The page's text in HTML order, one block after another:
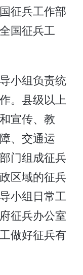
征兵工作部
国征兵工
小组负责统
。县级以上
宣传、教
、交通运
门组成征兵
区域的征兵
小组日常工
征兵办公室
做好征兵有